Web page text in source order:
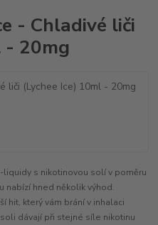
- Chladivé liči
- 20mg
liquidy s nikotinovou solí v poměru
nabízí hned několik výhod.
hit, který vám brání v inhalaci
dávají při stejné síle nikotinu